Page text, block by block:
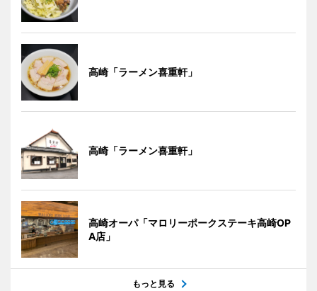
高崎「ラーメン喜重軒」
高崎「ラーメン喜重軒」
高崎オーパ「マロリーポークステーキ高崎OP
A店」
もっと見る